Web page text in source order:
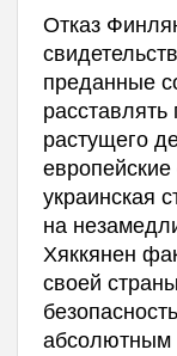
Отказ
преданные
растущего
украинская
на
Хяккянен
своей
абсолютным